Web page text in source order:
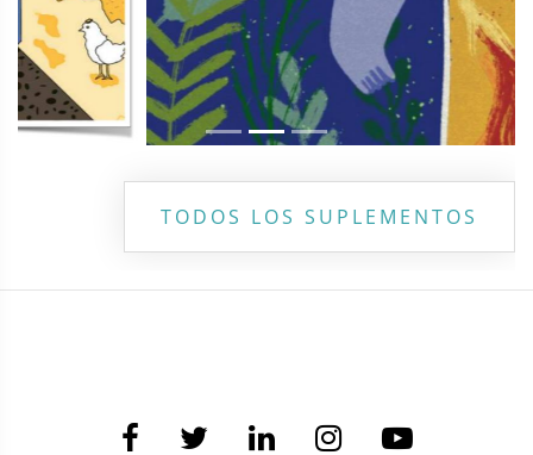
TODOS LOS SUPLEMENTOS